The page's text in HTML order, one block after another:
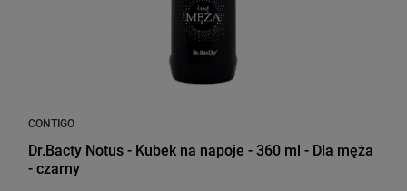
CONTIGO
Dr.Bacty Notus - Kubek na napoje - 360 ml - Dla męża
- czarny